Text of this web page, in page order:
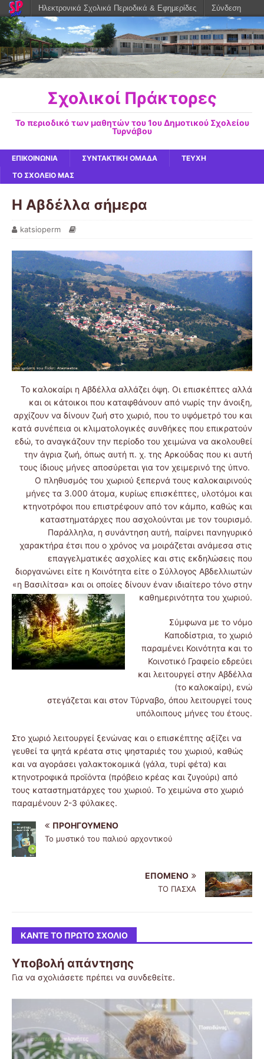
Σχολικοί Πράκτορες
Το περιοδικό των μαθητών του 1ου Δημοτικού Σχολείου
Τυρνάβου
ΕΠΙΚΟΙΝΩΝΙΑ ΣΥΝΤΑΚΤΙΚΗ ΟΜΑΔΑ
ΤΕΥΧΗ
ΤΟ ΣΧΟΛΕΙΟ ΜΑΣ
Η Αβδέλλα σήμερα
katsioperm
Το καλοκαίρι η Αβδέλλα αλλάζει όψη. Οι επισκέπτες αλλά
και οι κάτοικοι που καταφθάνουν από νωρίς την άνοιξη,
αρχίζουν να δίνουν ζωή στο χωριό, που το υψόμετρό του και
κατά συνέπεια οι κλιματολογικές συνθήκες που επικρατούν
εδώ, το αναγκάζουν την περίοδο του χειμώνα να ακολουθεί
την άγρια ζωή, όπως αυτή π. χ. της Αρκούδας που κι αυτή
τους ίδιους μήνες αποσύρεται για τον χειμερινό της ύπνο.
Ο πληθυσμός του χωριού ξεπερνά τους καλοκαιρινούς
μήνες τα 3.000 άτομα, κυρίως επισκέπτες, υλοτόμοι και
κτηνοτρόφοι που επιστρέφουν από τον κάμπο, καθώς και
καταστηματάρχες που ασχολούνται με τον τουρισμό.
Παράλληλα, η συνάντηση αυτή, παίρνει πανηγυρικό
χαρακτήρα έτσι που ο χρόνος να μοιράζεται ανάμεσα στις
επαγγελματικές ασχολίες και στις εκδηλώσεις που
διοργανώνει είτε η Κοινότητα είτε ο Σύλλογος Αβδελλιωτών
«η Βασιλίτσα» και οι οποίες δίνουν έναν ιδιαίτερο τόνο στην
καθημερινότητα του χωριού.
Σύμφωνα με το νόμο
Καποδίστρια, το χωριό
παραμένει Κοινότητα και το
Κοινοτικό Γραφείο εδρεύει
και λειτουργεί στην Αβδέλλα
(το καλοκαίρι), ενώ
στεγάζεται και στον Τύρναβο, όπου λειτουργεί τους
υπόλοιπους μήνες του έτους.
Στο χωριό λειτουργεί ξενώνας και ο επισκέπτης αξίζει να
γευθεί τα ψητά κρέατα στις ψησταριές του χωριού, καθώς
και να αγοράσει γαλακτοκομικά (γάλα, τυρί φέτα) και
κτηνοτροφικά προϊόντα (πρόβειο κρέας και ζυγούρι) από
τους καταστηματάρχες του χωριού. Το χειμώνα στο χωριό
παραμένουν 2-3 φύλακες.
ΠΡΟΗΓΟΎΜΕΝΟ
Το μυστικό του παλιού αρχοντικού
ΕΠΌΜΕΝΟ
ΤΟ ΠΑΣΧΑ
ΚΆΝΤΕ ΤΟ ΠΡΏΤΟ ΣΧΌΛΙΟ
Υποβολή απάντησης
Για να σχολιάσετε πρέπει να συνδεθείτε.
Ηλεκτρονικά Σχολικά Περιοδικά & Εφημερίδες Σύνδεση